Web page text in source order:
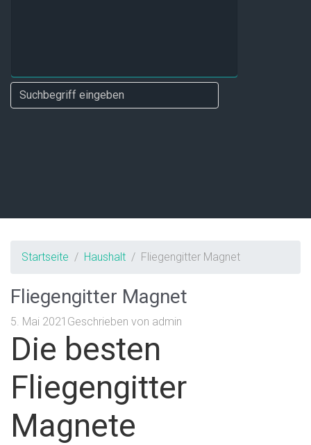
Startseite Haushalt Fliegengitter Magnet
Fliegengitter Magnet
5. Mai 2021 Geschrieben von admin
Die besten
Fliegengitter
Magnete